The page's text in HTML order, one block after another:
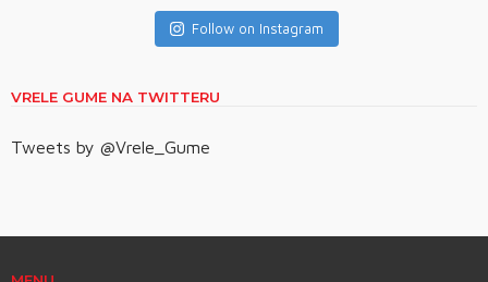
Follow on Instagram
VRELE GUME NA TWITTERU
Tweets by @Vrele_Gume